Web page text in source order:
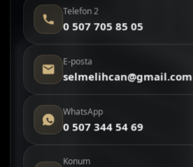
Telefon 2
0 507 705 85 05
E-posta
selmelihcan@gmail.com
WhatsApp
0 507 344 54 69
Konum